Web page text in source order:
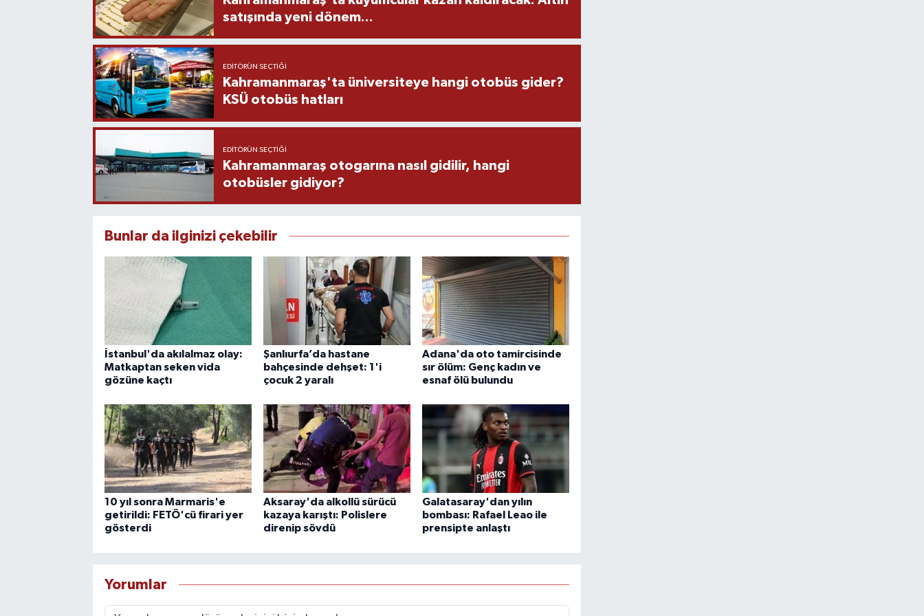
satışında yeni dönem...
EDITÖRÜN SEÇTIĞI
Kahramanmaraş'ta üniversiteye hangi otobüs gider?
KSÜ otobüs hatları
EDITÖRÜN SEÇTIĞI
Kahramanmaraş otogarına nasıl gidilir, hangi
otobüsler gidiyor?
Bunlar da ilginizi çekebilir
İstanbul'da akılalmaz olay:
Matkaptan seken vida
gözüne kaçtı
Şanlıurfa’da hastane
bahçesinde dehşet: 1'i
çocuk 2 yaralı
Adana'da oto tamircisinde
sır ölüm: Genç kadın ve
esnaf ölü bulundu
10 yıl sonra Marmaris'e
getirildi: FETÖ'cü firari yer
gösterdi
Aksaray'da alkollü sürücü
kazaya karıştı: Polislere
direnip sövdü
Galatasaray'dan yılın
bombası: Rafael Leao ile
prensipte anlaştı
Yorumlar